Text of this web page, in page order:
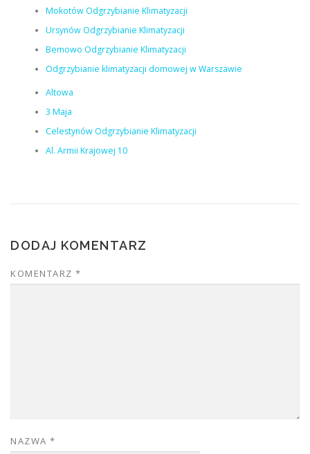
Mokotów Odgrzybianie Klimatyzacji
Ursynów Odgrzybianie Klimatyzacji
Bemowo Odgrzybianie Klimatyzacji
Odgrzybianie klimatyzacji domowej w Warszawie
Altowa
3 Maja
Celestynów Odgrzybianie Klimatyzacji
Al. Armii Krajowej 10
DODAJ KOMENTARZ
KOMENTARZ *
NAZWA *